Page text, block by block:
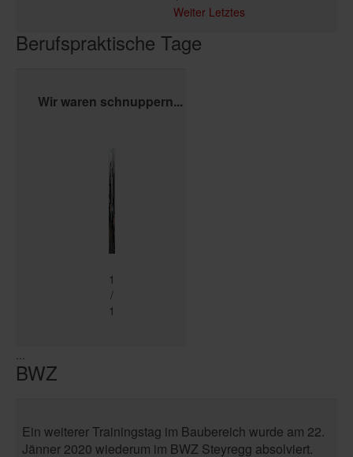
Weiter Letztes
Berufspraktische Tage
Wir waren schnuppern...
1
/
1
...
BWZ
Ein weiterer Trainingstag im Baubereich wurde am 22.
Jänner 2020 wiederum im BWZ Steyregg absolviert.